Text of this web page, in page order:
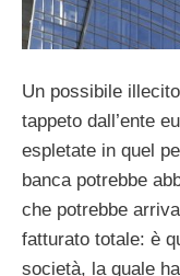
Un possibile
tappeto dall’ente
espletate in quel
banca potrebbe
che potrebbe
fatturato totale: è
società, la quale